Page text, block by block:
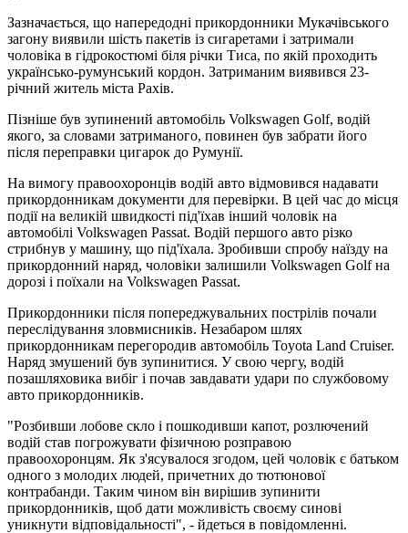
Зазначається, що напередодні прикордонники Мукачівського
загону виявили шість пакетів із сигаретами і затримали
чоловіка в гідрокостюмі біля річки Тиса, по якій проходить
українсько-румунський кордон. Затриманим виявився 23-
річний житель міста Рахів.
Пізніше був зупинений автомобіль Volkswagen Golf, водій
якого, за словами затриманого, повинен був забрати його
після переправки цигарок до Румунії.
На вимогу правоохоронців водій авто відмовився надавати
прикордонникам документи для перевірки. В цей час до місця
події на великій швидкості під'їхав інший чоловік на
автомобілі Volkswagen Passat. Водій першого авто різко
стрибнув у машину, що під'їхала. Зробивши спробу наїзду на
прикордонний наряд, чоловіки залишили Volkswagen Golf на
дорозі і поїхали на Volkswagen Passat.
Прикордонники після попереджувальних пострілів почали
переслідування зловмисників. Незабаром шлях
прикордонникам перегородив автомобіль Toyota Land Cruiser.
Наряд змушений був зупинитися. У свою чергу, водій
позашляховика вибіг і почав завдавати удари по службовому
авто прикордонників.
"Розбивши лобове скло і пошкодивши капот, розлючений
водій став погрожувати фізичною розправою
правоохоронцям. Як з'ясувалося згодом, цей чоловік є батьком
одного з молодих людей, причетних до тютюнової
контрабанди. Таким чином він вирішив зупинити
прикордонників, щоб дати можливість своєму синові
уникнути відповідальності", - йдеться в повідомленні.